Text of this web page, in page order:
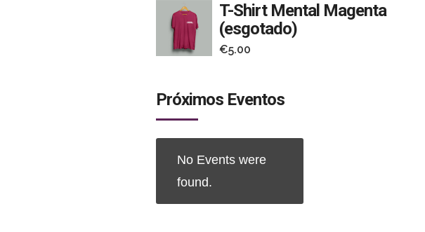
T-Shirt Mental Magenta
(esgotado)
€5.00
Próximos Eventos
No Events were
found.